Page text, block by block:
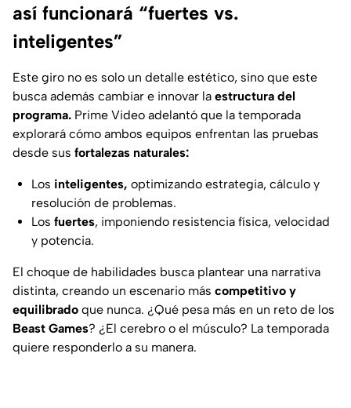
así funcionará “fuertes vs.
inteligentes”
Este giro no es solo un detalle estético, sino que este
busca además cambiar e innovar la estructura del
programa. Prime Video adelantó que la temporada
explorará cómo ambos equipos enfrentan las pruebas
desde sus fortalezas naturales:
Los inteligentes, optimizando estrategia, cálculo y
resolución de problemas.
Los fuertes, imponiendo resistencia física, velocidad
y potencia.
El choque de habilidades busca plantear una narrativa
distinta, creando un escenario más competitivo y
equilibrado que nunca. ¿Qué pesa más en un reto de los
Beast Games? ¿El cerebro o el músculo? La temporada
quiere responderlo a su manera.